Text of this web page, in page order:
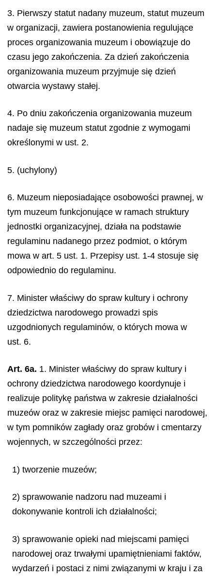
3. Pierwszy statut nadany muzeum, statut muzeum
w organizacji, zawiera postanowienia regulujące
proces organizowania muzeum i obowiązuje do
czasu jego zakończenia. Za dzień zakończenia
organizowania muzeum przyjmuje się dzień
otwarcia wystawy stałej.
4. Po dniu zakończenia organizowania muzeum
nadaje się muzeum statut zgodnie z wymogami
określonymi w ust. 2.
5. (uchylony)
6. Muzeum nieposiadające osobowości prawnej, w
tym muzeum funkcjonujące w ramach struktury
jednostki organizacyjnej, działa na podstawie
regulaminu nadanego przez podmiot, o którym
mowa w art. 5 ust. 1. Przepisy ust. 1-4 stosuje się
odpowiednio do regulaminu.
7. Minister właściwy do spraw kultury i ochrony
dziedzictwa narodowego prowadzi spis
uzgodnionych regulaminów, o których mowa w
ust. 6.
Art. 6a. 1. Minister właściwy do spraw kultury i
ochrony dziedzictwa narodowego koordynuje i
realizuje politykę państwa w zakresie działalności
muzeów oraz w zakresie miejsc pamięci narodowej,
w tym pomników zagłady oraz grobów i cmentarzy
wojennych, w szczególności przez:
1) tworzenie muzeów;
2) sprawowanie nadzoru nad muzeami i
dokonywanie kontroli ich działalności;
3) sprawowanie opieki nad miejscami pamięci
narodowej oraz trwałymi upamiętnieniami faktów,
wydarzeń i postaci z nimi związanymi w kraju i za